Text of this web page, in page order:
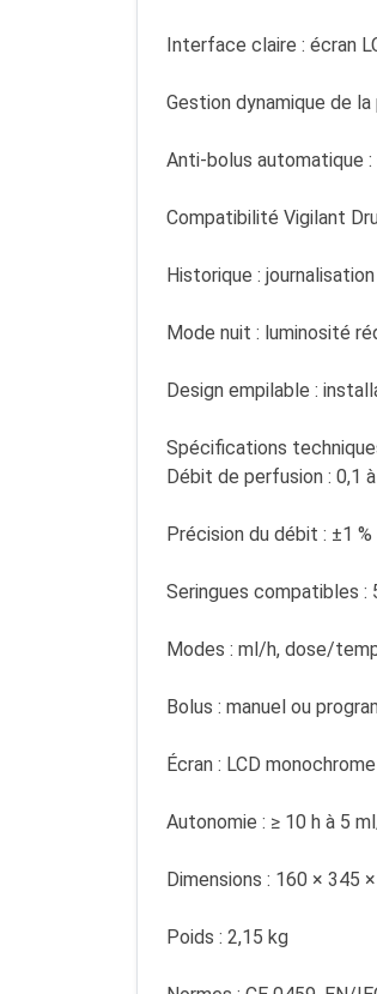
Interface claire : écran
Gestion dynamique de
Anti-bolus automatique
Compatibilité Vigilant
Historique :
Mode nuit : luminosité
Design empilable :
Spécifications
Débit de perfusion : 0,1
Précision du débit : ±1
Seringues compatibles :
Modes : ml/h, dose/
Bolus : manuel ou
Écran : LCD
Autonomie : ≥ 10 h à 5
Dimensions : 160 × 345
Poids : 2,15 kg